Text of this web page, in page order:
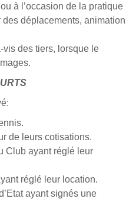
à l’occasion de la pratique
déplacements, animation
des tiers, lorsque le
de leurs cotisations.
Club ayant réglé leur
réglé leur location.
ayant signés une